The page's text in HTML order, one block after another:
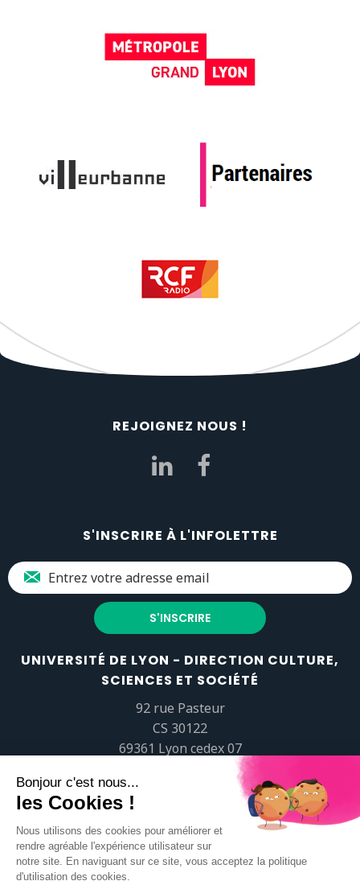
REJOIGNEZ NOUS !
S'INSCRIRE À L'INFOLETTRE
UNIVERSITÉ DE LYON - DIRECTION CULTURE,
SCIENCES ET SOCIÉTÉ
92 rue Pasteur
CS 30122
69361 Lyon cedex 07
popsciences@universite-lyon.fr
Tél.+33 (0)4 37 37 82 01